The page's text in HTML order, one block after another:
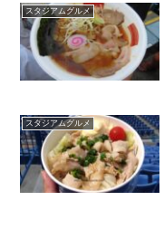
スタジアムグルメ
スタジアムグルメ